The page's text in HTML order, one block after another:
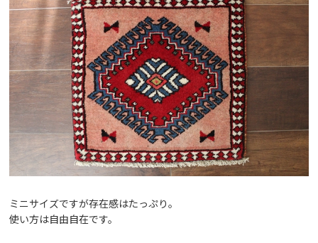
ミニサイズですが存在感はたっぷり。
使い方は自由自在です。